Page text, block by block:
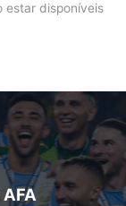
estar disponíveis